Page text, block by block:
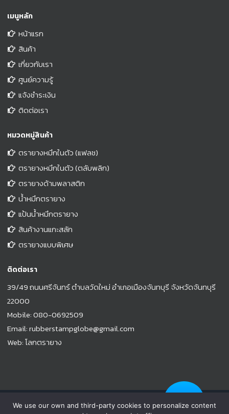
เมนูหลัก
หน้าแรก
สินค้า
เกี่ยวกับเรา
ศูนย์ความรู้
แจ้งชำระเงิน
ติดต่อเรา
หมวดหมู่สินค้า
ตรายางหมึกในตัว (แฟลช)
ตรายางหมึกในตัว (ตลับพลิก)
ตรายางด้ามพลาสติก
น้ำหมึกตรายาง
แป้นน้ำหมึกตรายาง
สินค้างานแกะสลัก
ตรายางแบบพิเศษ
ติดต่อเรา
39/49 ถนนศรีจันทร์ ตำบลวัดใหม่ อำเภอเมืองจันทบุรี จังหวัดจันทบุรี
22000
Mobile:080-0692509
Email:rubberstampglobe@gmail.com
Web:โลกตรายาง
Reserved
We use our own and third-party cookies to personalize content